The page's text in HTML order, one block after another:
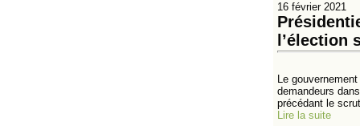
16 février 2021
l’élection
Le
demandeurs
précédant le
Lire la suite